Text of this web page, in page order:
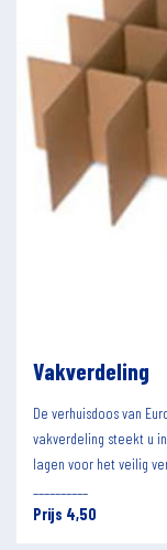
Vakverdeling
De verhuisdoos van
vakverdeling steekt u
lagen voor het veilig
Prijs 4,50